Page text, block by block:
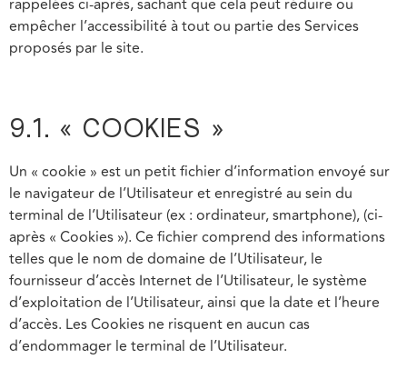
rappelées ci-après, sachant que cela peut réduire ou
empêcher l’accessibilité à tout ou partie des Services
proposés par le site.
9.1. « COOKIES »
Un « cookie » est un petit fichier d’information envoyé sur
le navigateur de l’Utilisateur et enregistré au sein du
terminal de l’Utilisateur (ex : ordinateur, smartphone), (ci-
après « Cookies »). Ce fichier comprend des informations
telles que le nom de domaine de l’Utilisateur, le
fournisseur d’accès Internet de l’Utilisateur, le système
d’exploitation de l’Utilisateur, ainsi que la date et l’heure
d’accès. Les Cookies ne risquent en aucun cas
d’endommager le terminal de l’Utilisateur.